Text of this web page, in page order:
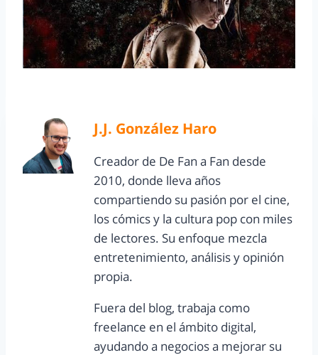
J.J. González Haro
Creador de De Fan a Fan desde
2010, donde lleva años
compartiendo su pasión por el cine,
los cómics y la cultura pop con miles
de lectores. Su enfoque mezcla
entretenimiento, análisis y opinión
propia.
Fuera del blog, trabaja como
freelance en el ámbito digital,
ayudando a negocios a mejorar su